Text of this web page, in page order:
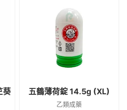
葵
五鶴薄荷錠 14.5g (XL)
乙類成藥